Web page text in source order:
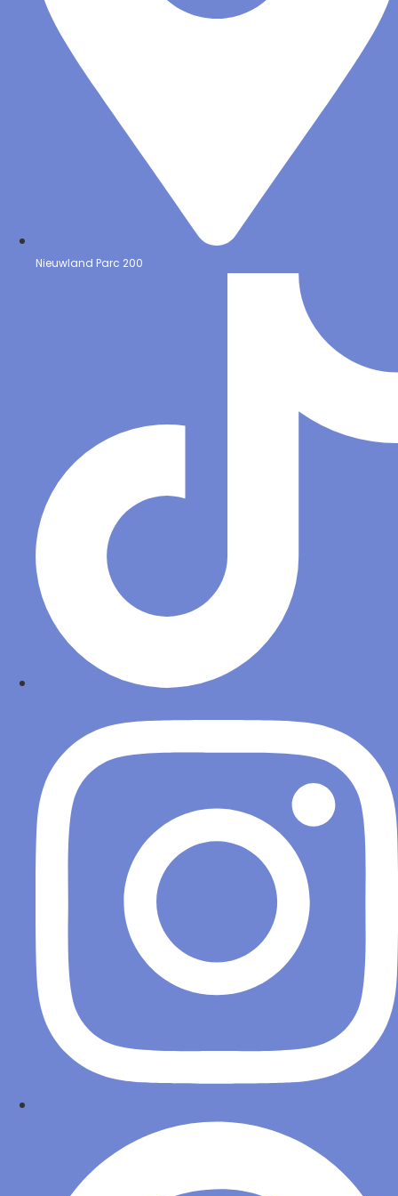
Nieuwland Parc 200